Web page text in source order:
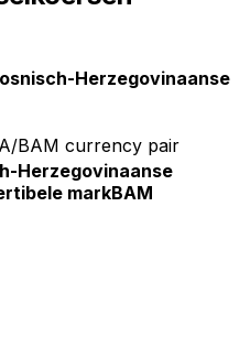
Herzegovinaanse
BAM currency pair
Herzegovinaanse
markBAM